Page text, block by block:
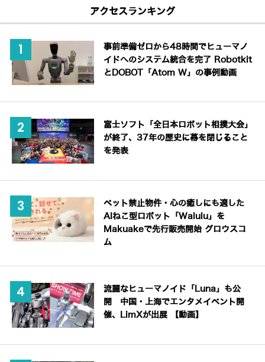
アクセスランキング
事前準備ゼロから48時間でヒューマノ
イドへのシステム統合を完了 Robotkit
とDOBOT「Atom W」の事例動画
富士ソフト「全日本ロボット相撲大会」
が終了、37年の歴史に幕を閉じること
を発表
ペット禁止物件・心の癒しにも適した
AIねこ型ロボット「Walulu」を
Makuakeで先行販売開始 グロウスコ
ム
流麗なヒューマノイド「Luna」も公
開 中国・上海でエンタメイベント開
催、LimXが出展 【動画】